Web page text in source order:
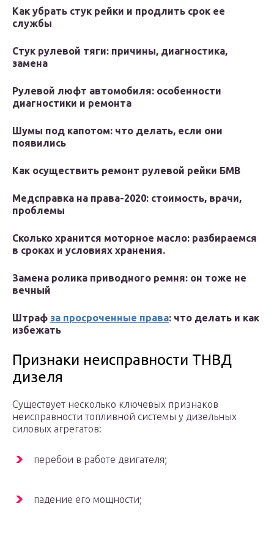
Как убрать стук рейки и продлить срок ее
службы
Стук рулевой тяги: причины, диагностика,
замена
Рулевой люфт автомобиля: особенности
диагностики и ремонта
Шумы под капотом: что делать, если они
появились
Как осуществить ремонт рулевой рейки БМВ
Медсправка на права-2020: стоимость, врачи,
проблемы
Сколько хранится моторное масло: разбираемся
в сроках и условиях хранения.
Замена ролика приводного ремня: он тоже не
вечный
Штраф за просроченные права: что делать и как
избежать
Признаки неисправности ТНВД
дизеля
Существует несколько ключевых признаков
неисправности топливной системы у дизельных
силовых агрегатов:
перебои в работе двигателя;
падение его мощности;